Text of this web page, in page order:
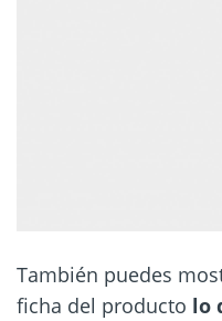
También puedes
ficha del producto lo